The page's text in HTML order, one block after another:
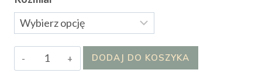
ilość
Spodnie
DODAJ DO KOSZYKA